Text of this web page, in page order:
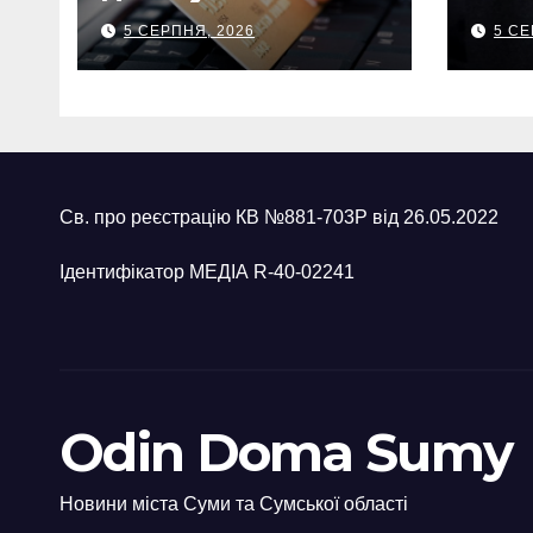
на Сумщині мати
витратила майже
480 тисяч грн з
5 СЕРПНЯ, 2026 5
Св. про реєстрацію КВ №881-703Р від 26.05.2022
Ідентифікатор МЕДІА R-40-02241
Odin Doma Sumy
Новини міста Суми та Сумської області